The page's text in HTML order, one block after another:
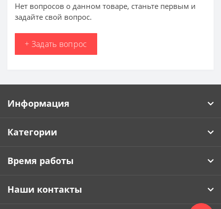
Нет вопросов о данном товаре, станьте первым и
задайте свой вопрос.
+ Задать вопрос
Информация
Категории
Время работы
Наши контакты